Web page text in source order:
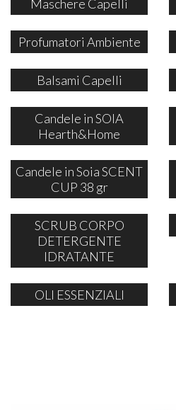
Maschere Capelli
Profumatori Ambiente
Balsami Capelli
Candele in SOIA
Hearth&Home
Candele in Soia SCENT
CUP 38 gr
SCRUB CORPO
DETERGENTE
IDRATANTE
OLI ESSENZIALI